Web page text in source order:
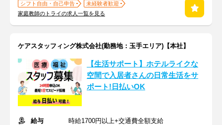
シフト自由・自己申告
未経験者歓迎
家庭教師のトライの求人一覧を見る
ケアスタッフィング株式会社(勤務地：玉手エリア)【本社】
【生活サポート】ホテルライクな
空間で入居者さんの日常生活をサ
ポート!日払いOK
給与
時給1700円以上+交通費全額支給